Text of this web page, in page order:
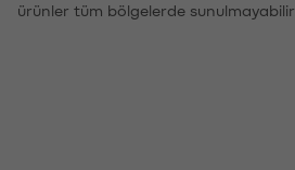
ürünler tüm bölgelerde sunulmayabilir.